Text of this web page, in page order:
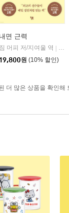
면 근력
짐 머피 저/지여울 역
윌
19,800원 (10% 할인)
더 많은 상품을 확인해